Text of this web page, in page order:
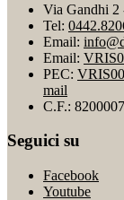
Via Gandhi 2
Tel:
Email:
Email:
PEC:
mail
C.F.:
Seguici su
Facebook
Youtube